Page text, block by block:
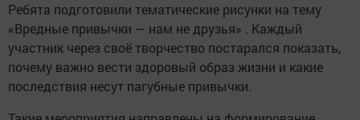
Ребята подготовили тематические рисунки на тему
«Вредные привычки — нам не друзья» . Каждый
участник через своё творчество постарался показать,
почему важно вести здоровый образ жизни и какие
последствия несут пагубные привычки.